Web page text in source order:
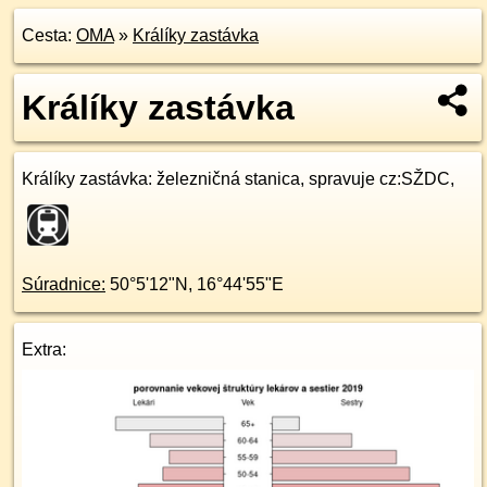
Cesta: OMA» Králíky zastávka
Králíky zastávka
Králíky zastávka: železničná stanica, spravuje cz:SŽDC,
Súradnice: 50°5'12"N , 16°44'55"E
Extra: